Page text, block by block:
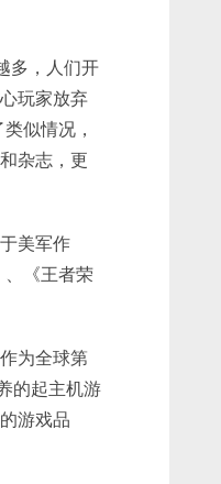
多，人们开
玩家放弃
似情况，
杂志，更
美军作
《王者荣
为全球第
的起主机游
游戏品